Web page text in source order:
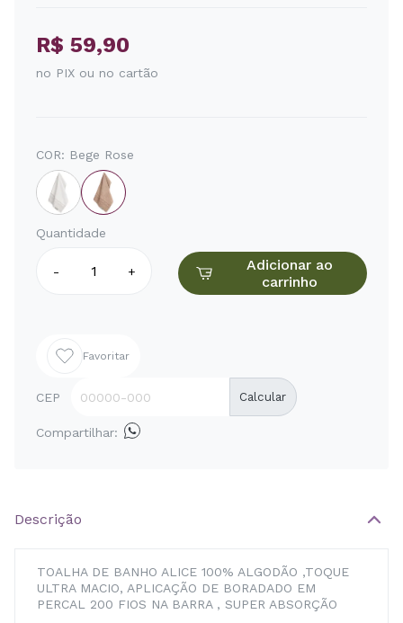
R$ 59,90
no PIX ou no cartão
COR: Bege Rose
Quantidade
- +
Adicionar ao
carrinho
Favoritar
CEP Calcular
Compartilhar:
Descrição
TOALHA DE BANHO ALICE 100% ALGODÃO ,TOQUE
ULTRA MACIO, APLICAÇÃO DE BORADADO EM
PERCAL 200 FIOS NA BARRA , SUPER ABSORÇÃO